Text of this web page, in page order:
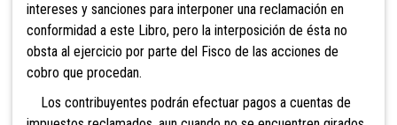
intereses y sanciones para interponer una reclamación en
conformidad a este Libro, pero la interposición de ésta no
obsta al ejercicio por parte del Fisco de las acciones de
cobro que procedan.
Los contribuyentes podrán efectuar pagos a cuentas de